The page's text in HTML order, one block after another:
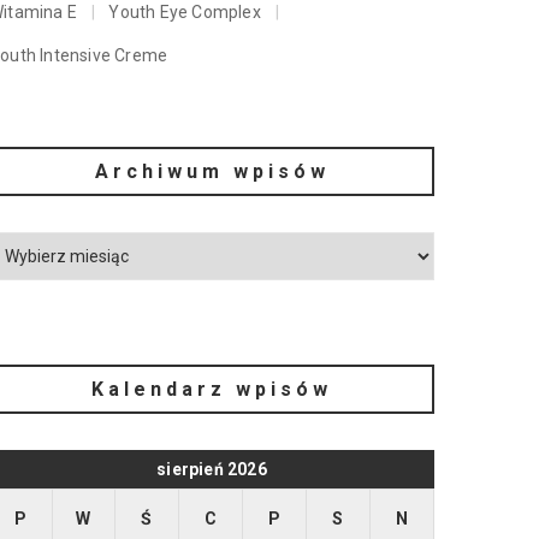
E Youth Eye Complex
Intensive Creme
Archiwum wpisów
Kalendarz wpisów
sierpień 2026
P W Ś C P S N